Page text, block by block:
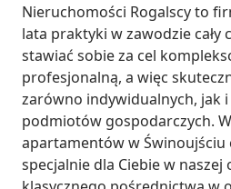
Nieruchomości Rogalscy to
lata praktyki w zawodzie cały
stawiać sobie za cel
profesjonalną, a więc
zarówno indywidualnych, jak
podmiotów gospodarczych.
apartamentów w Świnoujściu
specjalnie dla Ciebie w